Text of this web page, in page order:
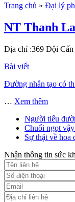
Trang chủ » Đại lý
NT Thanh
Địa chỉ :369 Đội
Bài viết
Đường nhân tạo có
… Xem thêm
Người tiểu
Chuối ngọt
Sự thật về hoa
Nhận thông tin sức